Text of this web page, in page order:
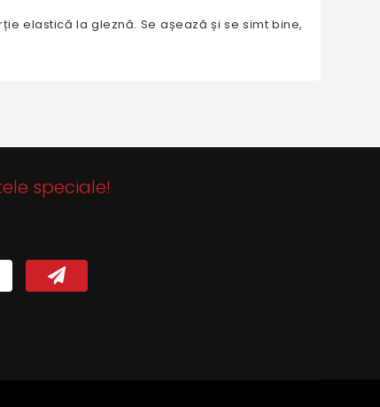
elastică la gleznă. Se așează și se simt bine,
speciale!